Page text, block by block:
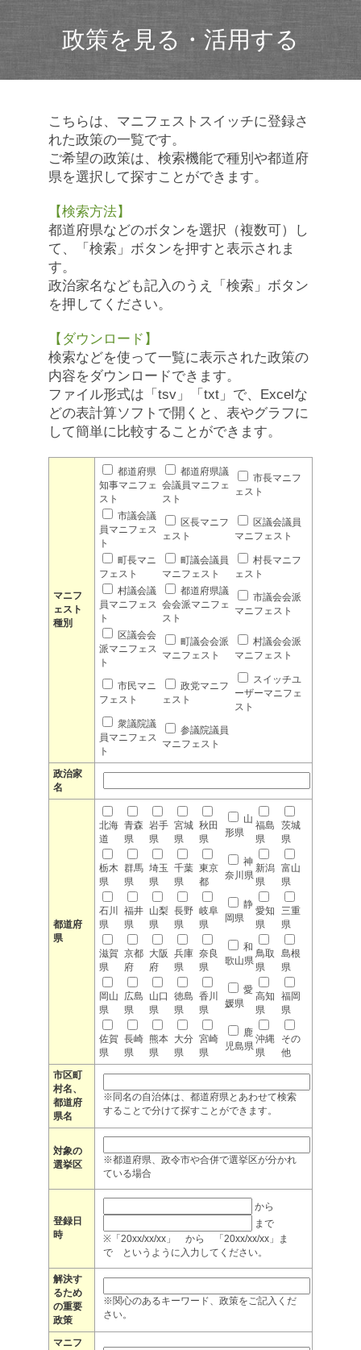
政策を見る・活用する
こちらは、マニフェストスイッチに登録さ
れた政策の一覧です。
ご希望の政策は、検索機能で種別や都道府
県を選択して探すことができます。
【検索方法】
都道府県などのボタンを選択（複数可）し
て、「検索」ボタンを押すと表示されま
す。
政治家名なども記入のうえ「検索」ボタン
を押してください。
【ダウンロード】
検索などを使って一覧に表示された政策の
内容をダウンロードできます。
ファイル形式は「tsv」「txt」で、Excelな
どの表計算ソフトで開くと、表やグラフに
して簡単に比較することができます。
マニフ
ェスト
種別
都道府県
知事マニフェ
スト
都道府県議
会議員マニフェ
スト
市長マニフ
ェスト
市議会議
員マニフェス
ト
区長マニフ
ェスト
区議会議員
マニフェスト
町長マニ
フェスト
町議会議員
マニフェスト
村長マニフ
ェスト
村議会議
員マニフェス
ト
都道府県議
会会派マニフェ
スト
市議会会派
マニフェスト
区議会会
派マニフェス
ト
町議会会派
マニフェスト
村議会会派
マニフェスト
市民マニ
フェスト
政党マニフ
ェスト
スイッチユ
ーザーマニフェ
スト
衆議院議
員マニフェス
ト
参議院議員
マニフェスト
政治家
名
都道府
県
北海
道
青森
県
岩手
県
宮城
県
秋田
県
山
形県
福島
県
茨城
県
栃木
県
群馬
県
埼玉
県
千葉
県
東京
都
神
奈川県
新潟
県
富山
県
石川
県
福井
県
山梨
県
長野
県
岐阜
県
静
岡県
愛知
県
三重
県
滋賀
県
京都
府
大阪
府
兵庫
県
奈良
県
和
歌山県
鳥取
県
島根
県
岡山
県
広島
県
山口
県
徳島
県
香川
県
愛
媛県
高知
県
福岡
県
佐賀
県
長崎
県
熊本
県
大分
県
宮崎
県
鹿
児島県
沖縄
県
その
他
市区町
村名、
都道府
県名
※同名の自治体は、都道府県とあわせて検索
することで分けて探すことができます。
対象の
選挙区
※都道府県、政令市や合併で選挙区が分かれ
ている場合
登録日
時
から
まで
※「20xx/xx/xx」 から 「20xx/xx/xx」ま
で というように入力してください。
解決す
るため
の重要
政策
※関心のあるキーワード、政策をご記入くだ
さい。
マニフ